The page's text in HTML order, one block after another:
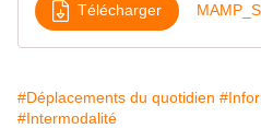
Télécharger
#Déplacements du quotidien
#Intermodalité